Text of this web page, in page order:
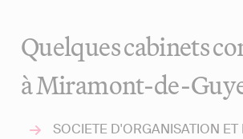
Quelques cabinets
à Miramont-de-
SOCIETE D'ORGANISATION ET